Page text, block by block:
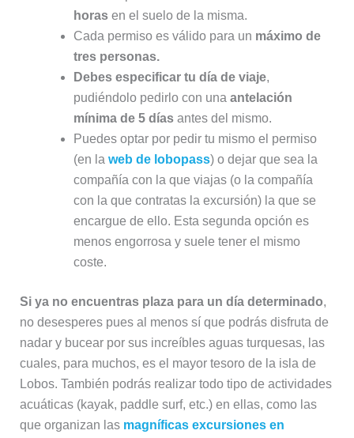
horasen el suelo de la misma.
Cada permiso es válido para un máximo de
tres personas.
Debes especificar tu día de viaje,
pudiéndolo pedirlo con una antelación
mínima de 5 díasantes del mismo.
Puedes optar por pedir tu mismo el permiso
(en la web de lobopass) o dejar que sea la
compañía con la que viajas (o la compañía
con la que contratas la excursión) la que se
encargue de ello. Esta segunda opción es
menos engorrosa y suele tener el mismo
coste.
Si ya no encuentras plaza para un día determinado,
no desesperes pues al menos sí que podrás disfruta de
nadar y bucear por sus increíbles aguas turquesas, las
cuales, para muchos, es el mayor tesoro de la isla de
Lobos. También podrás realizar todo tipo de actividades
acuáticas (kayak, paddle surf, etc.) en ellas, como las
que organizan las magníficas excursiones en